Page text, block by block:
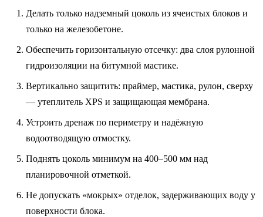
Делать только надземный цоколь из ячеистых блоков и
только на железобетоне.
Обеспечить горизонтальную отсечку: два слоя рулонной
гидроизоляции на битумной мастике.
Вертикально защитить: праймер, мастика, рулон, сверху
— утеплитель XPS и защищающая мембрана.
Устроить дренаж по периметру и надёжную
водоотводящую отмостку.
Поднять цоколь минимум на 400–500 мм над
планировочной отметкой.
Не допускать «мокрых» отделок, задерживающих воду у
поверхности блока.